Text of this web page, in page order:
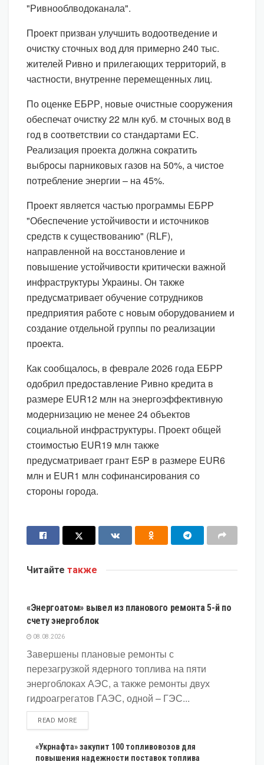
"Ривнооблводоканала".
Проект призван улучшить водоотведение и
очистку сточных вод для примерно 240 тыс.
жителей Ривно и прилегающих территорий, в
частности, внутренне перемещенных лиц.
По оценке ЕБРР, новые очистные сооружения
обеспечат очистку 22 млн куб. м сточных вод в
год в соответствии со стандартами ЕС.
Реализация проекта должна сократить
выбросы парниковых газов на 50%, а чистое
потребление энергии – на 45%.
Проект является частью программы ЕБРР
"Обеспечение устойчивости и источников
средств к существованию" (RLF),
направленной на восстановление и
повышение устойчивости критически важной
инфраструктуры Украины. Он также
предусматривает обучение сотрудников
предприятия работе с новым оборудованием и
создание отдельной группы по реализации
проекта.
Как сообщалось, в феврале 2026 года ЕБРР
одобрил предоставление Ривно кредита в
размере EUR12 млн на энергоэффективную
модернизацию не менее 24 объектов
социальной инфраструктуры. Проект общей
стоимостью EUR19 млн также
предусматривает грант E5P в размере EUR6
млн и EUR1 млн софинансирования со
стороны города.
Читайте также
«Энергоатом» вывел из планового ремонта 5-й по
счету энергоблок
08.08.2026
Завершены плановые ремонты с
перезагрузкой ядерного топлива на пяти
энергоблоках АЭС, а также ремонты двух
гидроагрегатов ГАЭС, одной – ГЭС...
READ MOREDETAILS
«Укрнафта» закупит 100 топливовозов для
повышения надежности поставок топлива